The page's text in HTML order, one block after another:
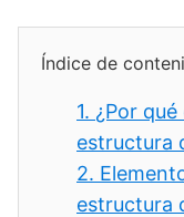
Índice de
1. ¿Por
estructura
2.
estructura